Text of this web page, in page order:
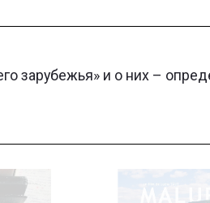
зарубежья» и о них –